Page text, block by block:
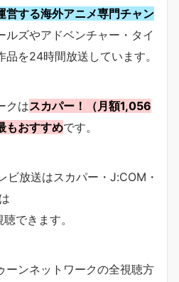
営する海外アニメ専門チャン
ルズやアドベンチャー・タイ
を24時間放送しています。
クはスカパー！（月額1,056
もおすすめです。
放送はスカパー・J:COM・
できます。
ーンネットワークの全視聴方